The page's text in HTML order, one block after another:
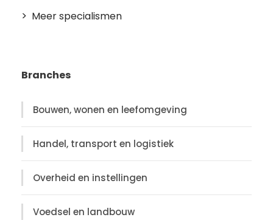
Meer specialismen
Branches
Bouwen, wonen en leefomgeving
Handel, transport en logistiek
Overheid en instellingen
Voedsel en landbouw